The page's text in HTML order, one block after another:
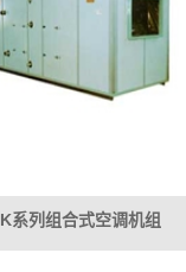
系列组合式空调机组